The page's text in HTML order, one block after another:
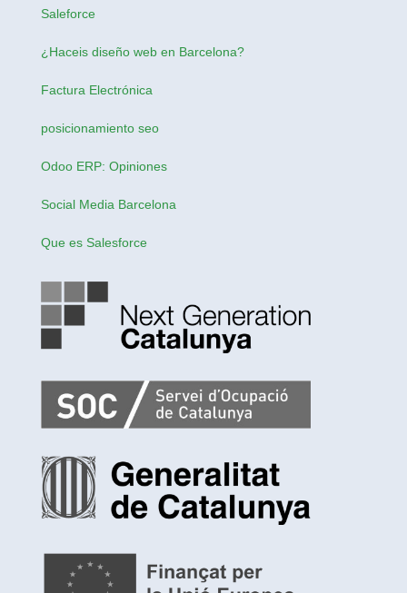
Saleforce
¿Haceis diseño web en Barcelona?
Factura Electrónica
posicionamiento seo
Odoo ERP: Opiniones
Social Media Barcelona
Que es Salesforce